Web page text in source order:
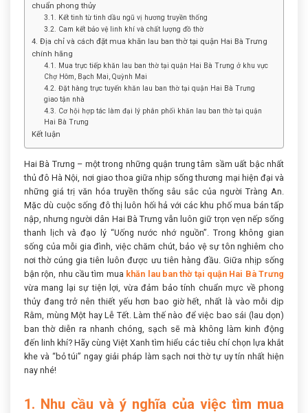
chuẩn phong thủy
3.1. Kết tinh từ tinh dầu ngũ vị hương truyền thống
3.2. Cam kết bảo vệ linh khí và chất lượng đồ thờ
4. Địa chỉ và cách đặt mua khăn lau ban thờ tại quận Hai Bà Trưng
chính hãng
4.1. Mua trực tiếp khăn lau ban thờ tại quận Hai Bà Trưng ở khu vực
Chợ Hôm, Bạch Mai, Quỳnh Mai
4.2. Đặt hàng trực tuyến khăn lau ban thờ tại quận Hai Bà Trưng
giao tận nhà
4.3. Cơ hội hợp tác làm đại lý phân phối khăn lau ban thờ tại quận
Hai Bà Trưng
Kết luận
Hai Bà Trưng – một trong những quận trung tâm sầm uất bậc nhất
thủ đô Hà Nội, nơi giao thoa giữa nhịp sống thương mại hiện đại và
những giá trị văn hóa truyền thống sâu sắc của người Tràng An.
Mặc dù cuộc sống đô thị luôn hối hả với các khu phố mua bán tấp
nập, nhưng người dân Hai Bà Trưng vẫn luôn giữ trọn vẹn nếp sống
thanh lịch và đạo lý “Uống nước nhớ nguồn”. Trong không gian
sống của mỗi gia đình, việc chăm chút, bảo vệ sự tôn nghiêm cho
nơi thờ cúng gia tiên luôn được ưu tiên hàng đầu. Giữa nhịp sống
bận rộn, nhu cầu tìm mua khăn lau ban thờ tại quận Hai Bà Trưng
vừa mang lại sự tiện lợi, vừa đảm bảo tính chuẩn mực về phong
thủy đang trở nên thiết yếu hơn bao giờ hết, nhất là vào mỗi dịp
Rằm, mùng Một hay Lễ Tết. Làm thế nào để việc bao sái (lau dọn)
ban thờ diễn ra nhanh chóng, sạch sẽ mà không làm kinh động
đến linh khí? Hãy cùng Việt Xanh tìm hiểu các tiêu chí chọn lựa khắt
khe và “bỏ túi” ngay giải pháp làm sạch nơi thờ tự uy tín nhất hiện
nay nhé!
1. Nhu cầu và ý nghĩa của việc tìm mua